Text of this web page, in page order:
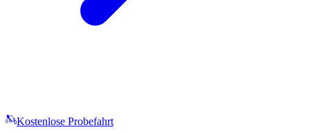
Kostenlose Probefahrt